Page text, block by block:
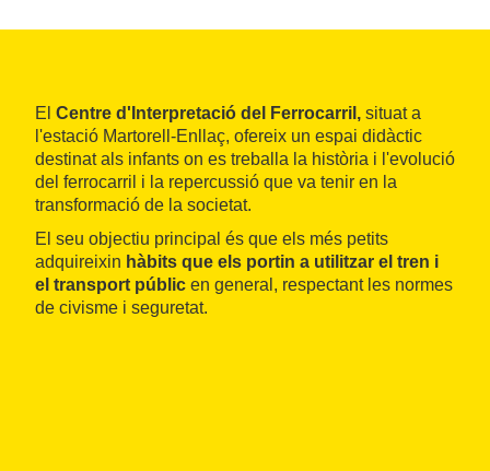
El Centre d'Interpretació del Ferrocarril, situat a
l'estació Martorell-Enllaç, ofereix un espai didàctic
destinat als infants on es treballa la història i l'evolució
del ferrocarril i la repercussió que va tenir en la
transformació de la societat.
El seu objectiu principal és que els més petits
adquireixin hàbits que els portin a utilitzar el tren i
el transport públic en general, respectant les normes
de civisme i seguretat.